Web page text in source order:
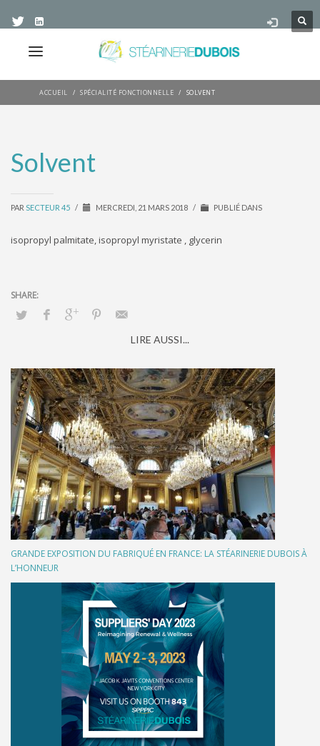
ACCUEIL SPÉCIALITÉ FONCTIONNELLE SOLVENT
Solvent
PAR SECTEUR 45 / MERCREDI, 21 MARS 2018 / PUBLIÉ DANS
isopropyl palmitate, isopropyl myristate , glycerin
LIRE AUSSI...
GRANDE EXPOSITION DU FABRIQUÉ EN FRANCE: LA STÉARINERIE DUBOIS À
L’HONNEUR